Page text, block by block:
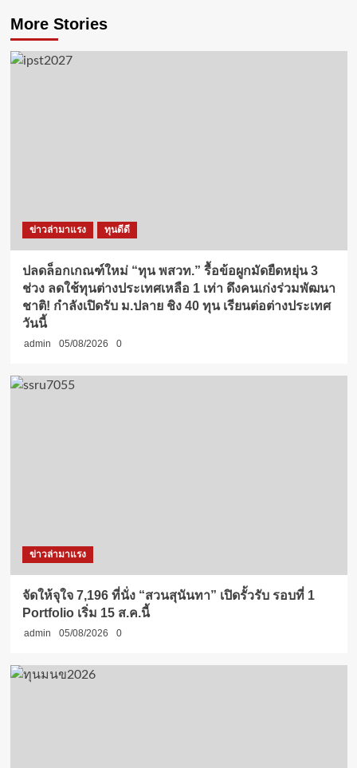
More Stories
ข่าวล่ามาแรง ทุนดีดี
ปลดล็อกเกณฑ์ใหม่ “ทุน พสวท.” รื้อข้อผูกมัดยืดหยุ่น 3
ช่วง ลดใช้ทุนต่างประเทศเหลือ 1 เท่า ดึงคนเก่งร่วมพัฒนา
ชาติ! กำลังเปิดรับ ม.ปลาย ชิง 40 ทุน เรียนต่อต่างประเทศ
วันนี้
admin 05/08/2026 0
ข่าวล่ามาแรง
จัดให้จุใจ 7,196 ที่นั่ง “สวนสุนันทา” เปิดรั้วรับ รอบที่ 1
Portfolio เริ่ม 15 ส.ค.นี้
admin 05/08/2026 0